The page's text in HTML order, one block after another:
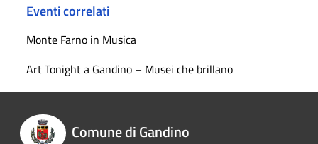
Eventi correlati
Monte Farno in Musica
Art Tonight a Gandino – Musei che brillano
Comune di Gandino